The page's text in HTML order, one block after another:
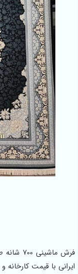
فرش ماشینی
با قیمت کارخانه و